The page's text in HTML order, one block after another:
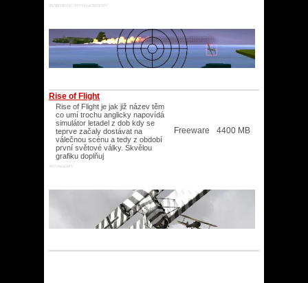
95/98/ME/NT/XP/Vista/2003/XP/
Rise of Flight
Rise of Flight je jak již název těm
co umí trochu anglicky napovídá
simulátor letadel z dob kdy se
teprve začaly dostávat na
válečnou scénu a tedy z období
první světové války. Skvělou
grafiku doplňuj
XP/Vista/XP/
Freeware 4400 MB